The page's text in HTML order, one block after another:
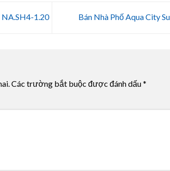
NA.SH4-1.20 Bán Nhà Phố Aqua City
Các trường bắt buộc được đánh dấu*